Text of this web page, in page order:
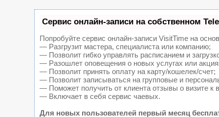
Сервис онлайн-записи на собственном
Попробуйте сервис онлайн-записи VisitTime на
— Разгрузит мастера, специалиста или компанию;
— Позволит гибко управлять расписанием и
— Разошлет оповещения о новых услугах или
— Позволит принять оплату на карту/кошелек/счет;
— Позволит записываться на групповые и
— Поможет получить от клиента отзывы о визите к
— Включает в себя сервис чаевых.
Для новых пользователей первый месяц